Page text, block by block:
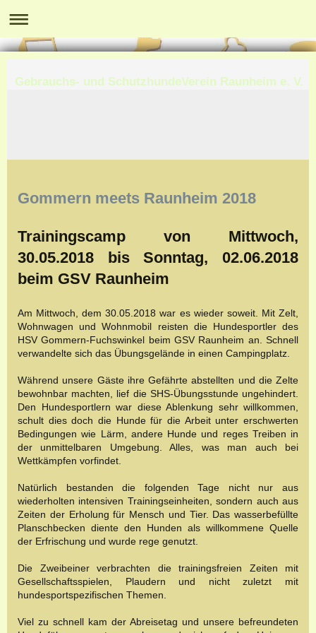
Gebrauchs- und SchutzhundeVerein Raunheim e. V.
Gommern meets Raunheim 2018
Trainingscamp von Mittwoch,
30.05.2018 bis Sonntag, 02.06.2018
beim GSV Raunheim
Am Mittwoch, dem 30.05.2018 war es wieder soweit. Mit Zelt,
Wohnwagen und Wohnmobil reisten die Hundesportler des
HSV Gommern-Fuchswinkel beim GSV Raunheim an. Schnell
verwandelte sich das Übungsgelände in einen Campingplatz.
Während unsere Gäste ihre Gefährte abstellten und die Zelte
bewohnbar machten, lief die SHS-Übungsstunde ungehindert.
Den Hundesportlern war diese Ablenkung sehr willkommen,
schult dies doch die Hunde für die Arbeit unter erschwerten
Bedingungen wie Lärm, andere Hunde und reges Treiben in
der unmittelbaren Umgebung. Alles, was man auch bei
Wettkämpfen vorfindet.
Natürlich bestanden die folgenden Tage nicht nur aus
wiederholten intensiven Trainingseinheiten, sondern auch aus
Zeiten der Erholung für Mensch und Tier. Das wasserbefüllte
Planschbecken diente den Hunden als willkommene Quelle
der Erfrischung und wurde rege genutzt.
Die Zweibeiner verbrachten die trainingsfreien Zeiten mit
Gesellschaftsspielen, Plaudern und nicht zuletzt mit
hundesportspezifischen Themen.
Viel zu schnell kam der Abreisetag und unsere befreundeten